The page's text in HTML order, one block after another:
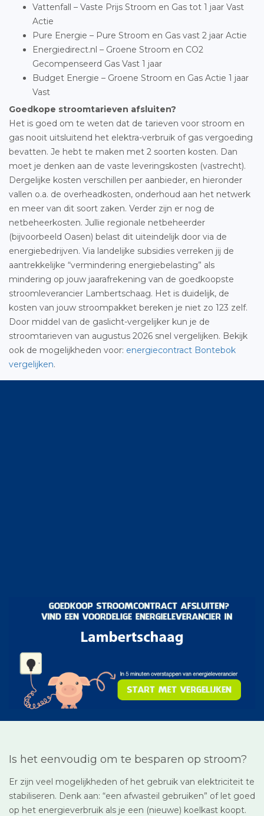
Vattenfall – Vaste Prijs Stroom en Gas tot 1 jaar Vast
Actie
Pure Energie – Pure Stroom en Gas vast 2 jaar Actie
Energiedirect.nl – Groene Stroom en CO2
Gecompenseerd Gas Vast 1 jaar
Budget Energie – Groene Stroom en Gas Actie 1 jaar
Vast
Goedkope stroomtarieven afsluiten?
Het is goed om te weten dat de tarieven voor stroom en
gas nooit uitsluitend het elektra-verbruik of gas vergoeding
bevatten. Je hebt te maken met 2 soorten kosten. Dan
moet je denken aan de vaste leveringskosten (vastrecht).
Dergelijke kosten verschillen per aanbieder, en hieronder
vallen o.a. de overheadkosten, onderhoud aan het netwerk
en meer van dit soort zaken. Verder zijn er nog de
netbeheerkosten. Jullie regionale netbeheerder
(bijvoorbeeld Oasen) belast dit uiteindelijk door via de
energiebedrijven. Via landelijke subsidies verreken jij de
aantrekkelijke “vermindering energiebelasting” als
mindering op jouw jaarafrekening van de goedkoopste
stroomleverancier Lambertschaag. Het is duidelijk, de
kosten van jouw stroompakket bereken je niet zo 123 zelf.
Door middel van de gaslicht-vergelijker kun je de
stroomtarieven van augustus 2026 snel vergelijken. Bekijk
ook de mogelijkheden voor: energiecontract Bontebok
vergelijken.
Is het eenvoudig om te besparen op stroom?
Er zijn veel mogelijkheden of het gebruik van elektriciteit te
stabiliseren. Denk aan: “een afwasteil gebruiken” of let goed
op het energieverbruik als je een (nieuwe) koelkast koopt.